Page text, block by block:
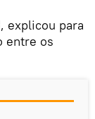
explicou para
entre os